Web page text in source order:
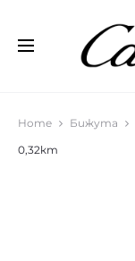
Home Бижута
0,32кт